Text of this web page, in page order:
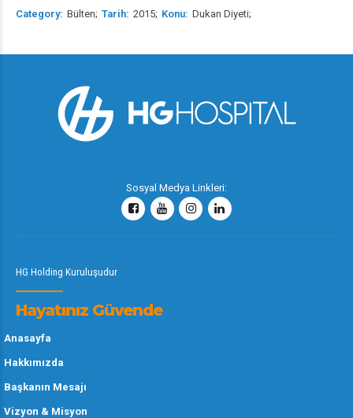
Category Bülten Tarih 2015 Konu Dukan Diyeti
Sosyal Medya Linkleri:
HG Holding Kuruluşudur
Hayatınız Güvende
Anasayfa
Hakkımızda
Başkanın Mesajı
Vizyon & Misyon